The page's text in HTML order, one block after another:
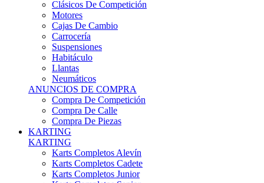
Clásicos De Competición
Motores
Cajas De Cambio
Carrocería
Suspensiones
Habitáculo
Llantas
Neumáticos
ANUNCIOS DE COMPRA
Compra De Competición
Compra De Calle
Compra De Piezas
KARTING
KARTING
Karts Completos Alevín
Karts Completos Cadete
Karts Completos Junior